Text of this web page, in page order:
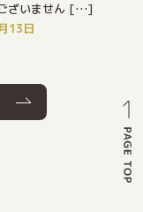
ざいません […]
13日